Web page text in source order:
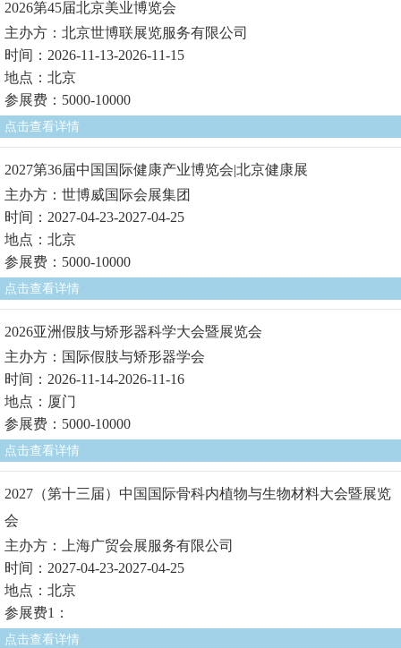
2026第45届北京美业博览会
主办方：北京世博联展览服务有限公司
时间：2026-11-13-2026-11-15
地点：北京
参展费：5000-10000
点击查看详情
2027第36届中国国际健康产业博览会|北京健康展
主办方：世博威国际会展集团
时间：2027-04-23-2027-04-25
地点：北京
参展费：5000-10000
点击查看详情
2026亚洲假肢与矫形器科学大会暨展览会
主办方：国际假肢与矫形器学会
时间：2026-11-14-2026-11-16
地点：厦门
参展费：5000-10000
点击查看详情
2027（第十三届）中国国际骨科内植物与生物材料大会暨展览
会
主办方：上海广贸会展服务有限公司
时间：2027-04-23-2027-04-25
地点：北京
参展费1：
点击查看详情